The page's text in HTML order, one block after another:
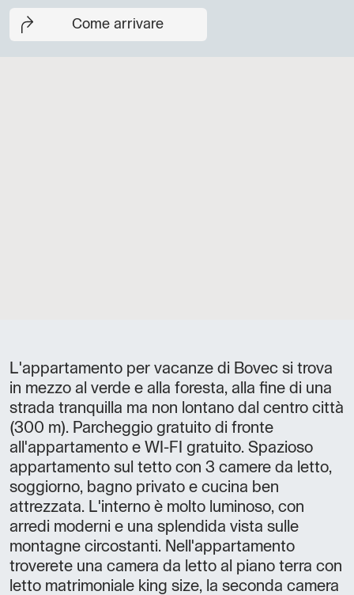
Come arrivare
L'appartamento per vacanze di Bovec si trova
in mezzo al verde e alla foresta, alla fine di una
strada tranquilla ma non lontano dal centro città
(300 m). Parcheggio gratuito di fronte
all'appartamento e WI-FI gratuito. Spazioso
appartamento sul tetto con 3 camere da letto,
soggiorno, bagno privato e cucina ben
attrezzata. L'interno è molto luminoso, con
arredi moderni e una splendida vista sulle
montagne circostanti. Nell'appartamento
troverete una camera da letto al piano terra con
letto matrimoniale king size, la seconda camera